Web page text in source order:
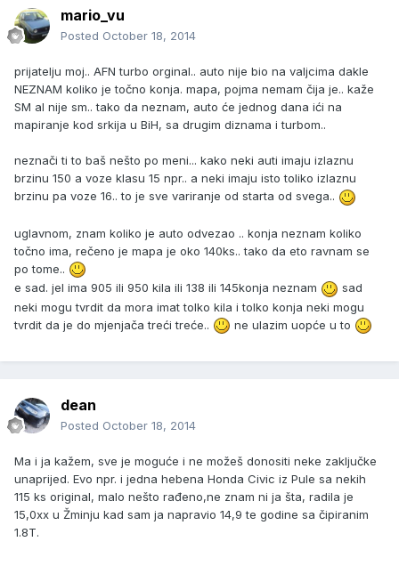
mario_vu
Posted October 18, 2014
prijatelju moj.. AFN turbo orginal.. auto nije bio na valjcima dakle
NEZNAM koliko je točno konja. mapa, pojma nemam čija je.. kaže
SM al nije sm.. tako da neznam, auto će jednog dana ići na
mapiranje kod srkija u BiH, sa drugim diznama i turbom..
neznači ti to baš nešto po meni... kako neki auti imaju izlaznu
brzinu 150 a voze klasu 15 npr.. a neki imaju isto toliko izlaznu
brzinu pa voze 16.. to je sve variranje od starta od svega..
uglavnom, znam koliko je auto odvezao .. konja neznam koliko
točno ima, rečeno je mapa je oko 140ks.. tako da eto ravnam se
po tome..
e sad. jel ima 905 ili 950 kila ili 138 ili 145konja neznam
sad
neki mogu tvrdit da mora imat tolko kila i tolko konja neki mogu
tvrdit da je do mjenjača treći treće..
ne ulazim uopće u to
dean
Posted October 18, 2014
Ma i ja kažem, sve je moguće i ne možeš donositi neke zaključke
unaprijed. Evo npr. i jedna hebena Honda Civic iz Pule sa nekih
115 ks original, malo nešto rađeno,ne znam ni ja šta, radila je
15,0xx u Žminju kad sam ja napravio 14,9 te godine sa čipiranim
1.8T.